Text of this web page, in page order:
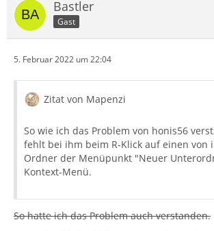
Bastler
Gast
5. Februar 2022 um 22:04
Zitat von Mapenzi
So wie ich das Problem von honis56
fehlt bei ihm beim R-Klick auf einen von
Ordner der Menüpunkt "Neuer
Kontext-Menü.
So hatte ich das Problem auch verstanden.